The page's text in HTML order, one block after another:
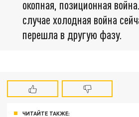
окопная, позиционная
случае холодная война
перешла в другую фазу.
ЧИТАЙТЕ ТАКЖЕ: